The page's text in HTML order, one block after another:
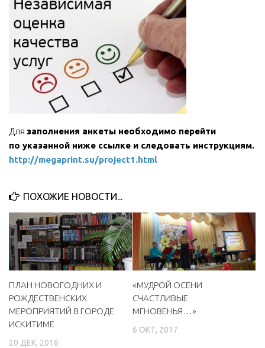
МБОУ ДО «Детская школа искусств»
МБОУ ДО «Детская музыкальная школа»
МБУК «Искитимский городской историко-художественный
музей»
МБУ Парк культуры и отдыха им. И.В. Коротеева
МБУК «Централизованная библиотечная система»
Афиша
Независимая оценка качества
Для заполнения анкеты необходимо перейти
по указанной ниже ссылке и следовать инструкциям.
http://megaprint.su/project1.html
ПОХОЖИЕ НОВОСТИ...
ПЛАН НОВОГОДНИХ И
РОЖДЕСТВЕНСКИХ
МЕРОПРИЯТИЙ В ГОРОДЕ
ИСКИТИМЕ
20 ДЕК, 2016
«МУДРОЙ ОСЕНИ
СЧАСТЛИВЫЕ
МГНОВЕНЬЯ…»
6 ОКТ, 2017